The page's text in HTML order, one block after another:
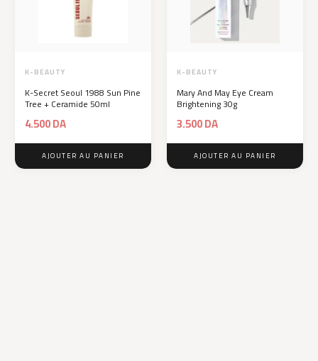
K-BEAUTY
K-Secret Seoul 1988 Sun Pine
Tree + Ceramide 50ml
4.500DA
AJOUTER AU PANIER
K-BEAUTY
Mary And May Eye Cream
Brightening 30g
3.500DA
AJOUTER AU PANIER